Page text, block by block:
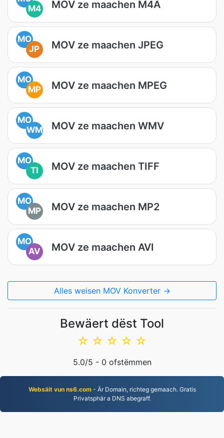
M4
MOV ze maachen M4A
MO
JP
MOV ze maachen JPEG
MO
MP
MOV ze maachen MPEG
MO
WM
MOV ze maachen WMV
MO
TI
MOV ze maachen TIFF
MO
MP
MOV ze maachen MP2
MO
AV
MOV ze maachen AVI
Alles weisen MOV Konverter →
Bewäert dëst Tool
☆
☆
☆
☆
☆
5.0/5 - 0 ofstëmmen
Websäit vun ns6.com- Är Domain, richteg gemaach. Gratis
Privatsphär a DNS abegraff.